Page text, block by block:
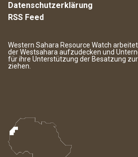
Datenschutzerklärung
RSS Feed
Western Sahara Resource Watch
der Westsahara aufzudecken und
für ihre Unterstützung der Besatzung
ziehen.